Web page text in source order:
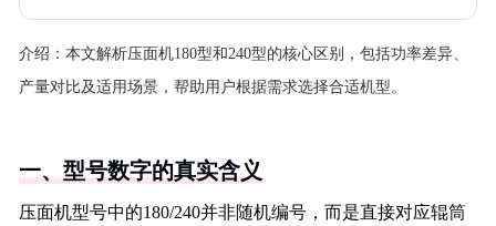
介绍： 本文解析压面机180型和240型的核心区别，包括功率差异、
产量对比及适用场景，帮助用户根据需求选择合适机型。
一、型号数字的真实含义
压面机型号中的180/240并非随机编号，而是直接对应辊筒